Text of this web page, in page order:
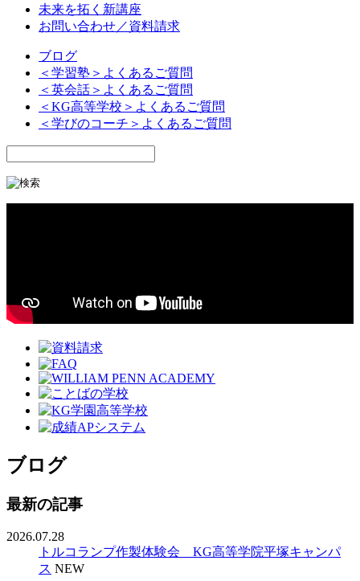
未来を拓く新講座
お問い合わせ／資料請求
ブログ
＜学習塾＞よくあるご質問
＜英会話＞よくあるご質問
＜KG高等学校＞よくあるご質問
＜学びのコーチ＞よくあるご質問
ブログ
最新の記事
2026.07.28
トルコランプ作製体験会 KG高等学院平塚キャンパ
ス NEW